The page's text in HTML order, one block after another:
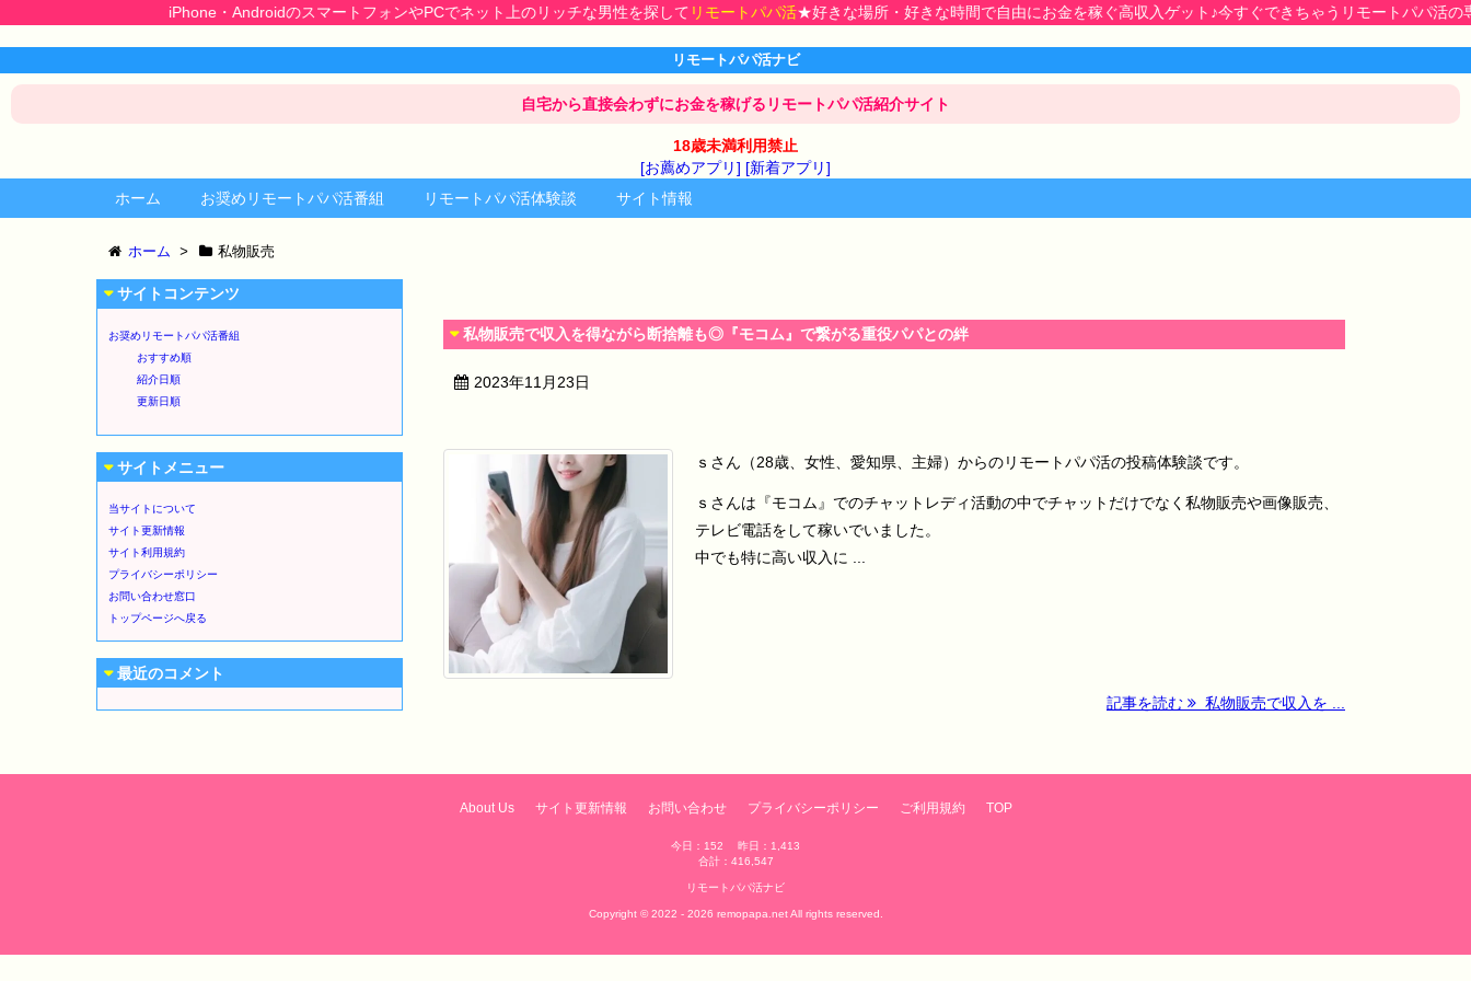
iPhone・AndroidのスマートフォンやPCでネット上のリッチな男性を探してリモートパパ活 ★好きな場所・好きな時間で自由にお金を稼ぐ高収入ゲット♪今すぐできちゃうリモートパパ活の専用ガイ
リモートパパ活ナビ
自宅から直接会わずにお金を稼げるリモートパパ活紹介サイト
18歳未満利用禁止
[お薦めアプリ] [新着アプリ]
ホーム
お奨めリモートパパ活番組 リモートパパ活体験談 サイト情報
ホーム > 私物販売
私物販売で収入を得ながら断捨離も◎『モコム』で繋がる重役パパとの絆
2023年11月23日
ｓさん（28歳、女性、愛知県、主婦）からのリモートパパ活の投稿体験談です。
ｓさんは『モコム』でのチャットレディ活動の中でチャットだけでなく私物販売や画像販売、
テレビ電話をして稼いでいました。
中でも特に高い収入に ...
記事を読む 私物販売で収入を ...
サイトコンテンツ
お奨めリモートパパ活番組
おすすめ順
紹介日順
更新日順
サイトメニュー
当サイトについて
サイト更新情報
サイト利用規約
プライバシーポリシー
お問い合わせ窓口
トップページへ戻る
最近のコメント
About Us サイト更新情報 お問い合わせ プライバシーポリシー ご利用規約 TOP
今日：152 昨日：1,413
合計：416,547
リモートパパ活ナビ
Copyright © 2022 - 2026 remopapa.net All rights reserved.